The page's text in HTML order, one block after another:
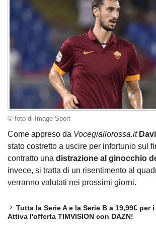
© foto di Image Sport
Come appreso da Vocegiallorossa.it
stato costretto a uscire per infortunio sul
contratto una distrazione al ginocchio
invece, si tratta di un risentimento al
verranno valutati nei prossimi giorni.
Tutta la Serie A e la Serie B a 19,99€ per
Attiva l'offerta TIMVISION con DAZN!